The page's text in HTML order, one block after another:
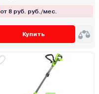
от 8 руб. руб./мес.
Купить